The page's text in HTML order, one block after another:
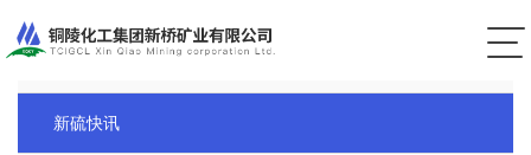
新硫快讯